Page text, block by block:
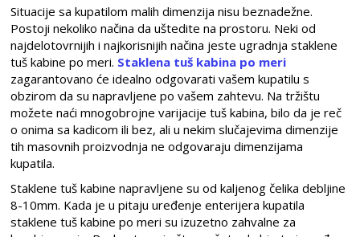
Situacije sa kupatilom malih dimenzija nisu beznadežne.
Postoji nekoliko načina da uštedite na prostoru. Neki od
najdelotovrnijih i najkorisnijih načina jeste ugradnja staklene
tuš kabine po meri. Staklena tuš kabina po meri
zagarantovano će idealno odgovarati vašem kupatilu s
obzirom da su napravljene po vašem zahtevu. Na tržištu
možete naći mnogobrojne varijacije tuš kabina, bilo da je reč
o onima sa kadicom ili bez, ali u nekim slučajevima dimenzije
tih masovnih proizvodnja ne odgovaraju dimenzijama
kupatila.
Staklene tuš kabine napravljene su od kaljenog čelika debljine
8-10mm. Kada je u pitaju uređenje enterijera kupatila
staklene tuš kabine po meri su izuzetno zahvalne za